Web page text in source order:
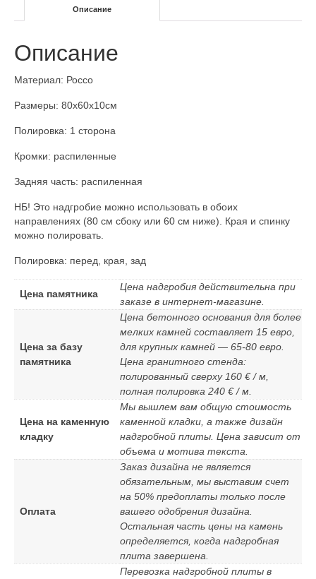
Описание
Описание
Материал: Россо
Размеры: 80x60x10см
Полировка: 1 сторона
Кромки: распиленные
Задняя часть: распиленная
НБ! Это надгробие можно использовать в обоих
направлениях (80 см сбоку или 60 см ниже). Края и спинку
можно полировать.
Полировка: перед, края, зад
Цена памятника
Цена надгробия действительна при
заказе в интернет-магазине.
Цена за базу
памятника
Цена бетонного основания для более
мелких камней составляет 15 евро,
для крупных камней — 65-80 евро.
Цена гранитного стенда:
полированный сверху 160 € / м,
полная полировка 240 € / м.
Цена на каменную
кладку
Мы вышлем вам общую стоимость
каменной кладки, а также дизайн
надгробной плиты. Цена зависит от
объема и мотива текста.
Оплата
Заказ дизайна не является
обязательным, мы выставим счет
на 50% предоплаты только после
вашего одобрения дизайна.
Остальная часть цены на камень
определяется, когда надгробная
плита завершена.
Перевозка надгробной плиты в